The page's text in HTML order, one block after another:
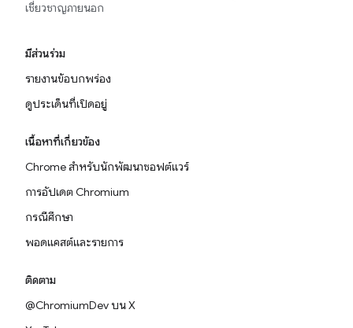
เชี่ยวชาญภายนอก
มีส่วนร่วม
รายงานข้อบกพร่อง
ดูประเด็นที่เปิดอยู่
เนื้อหาที่เกี่ยวข้อง
Chrome สำหรับนักพัฒนาซอฟต์แวร์
การอัปเดต Chromium
กรณีศึกษา
พอดแคสต์และรายการ
ติดตาม
@ChromiumDev บน X